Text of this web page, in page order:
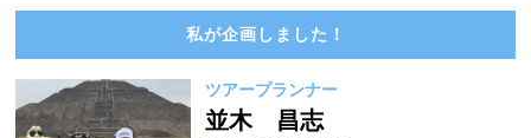
私が企画しました！
ツアープランナー
並木 昌志